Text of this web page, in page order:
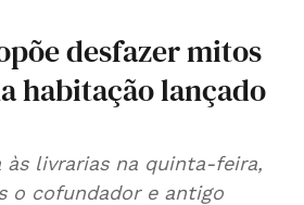
desfazer mitos
habitação lançado
às livrarias na quinta-feira,
o cofundador e antigo